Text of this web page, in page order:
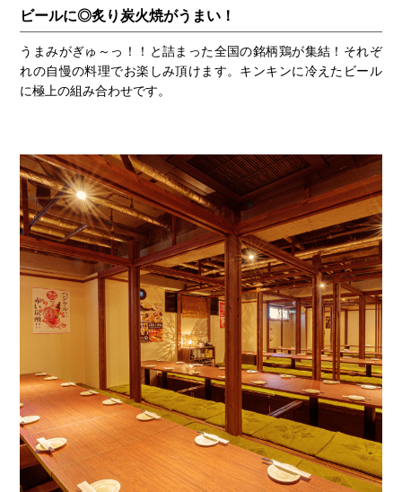
ビールに◎炙り炭火焼がうまい！
うまみがぎゅ～っ！！と詰まった全国の銘柄鶏が集結！それぞ
れの自慢の料理でお楽しみ頂けます。キンキンに冷えたビール
に極上の組み合わせです。